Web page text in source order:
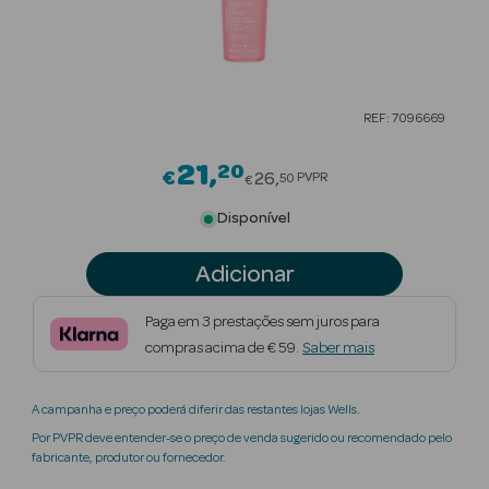
Beauty Season
Nutricosmética
Perfumes
Beauty Season
REF: 7096669
€21 20Price reduced from
€26 50 PVPR
Disponível
Adicionar
Paga em 3 prestações sem juros para
compras acima de € 59. Saber mais
A campanha e preço poderá diferir das restantes lojas Wells.
Por PVPR deve entender-se o preço de venda sugerido ou recomendado pelo
fabricante, produtor ou fornecedor.